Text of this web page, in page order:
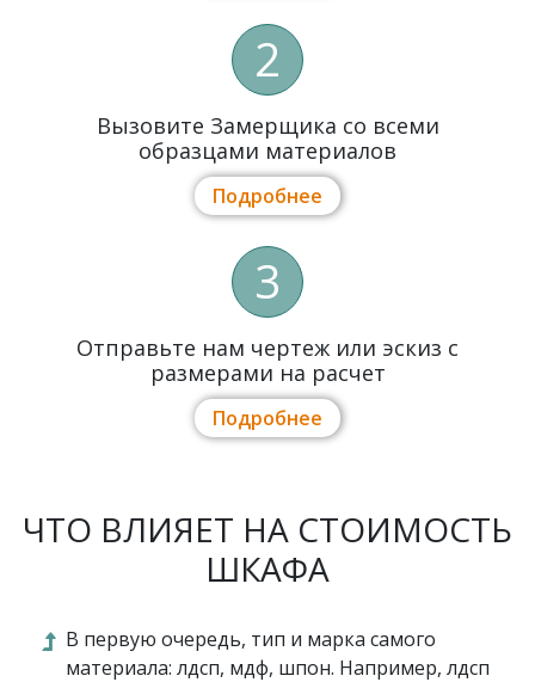
2
Вызовите Замерщика со всеми
образцами материалов
Подробнее
3
Отправьте нам чертеж или эскиз с
размерами на расчет
Подробнее
ЧТО ВЛИЯЕТ НА СТОИМОСТЬ
ШКАФА
В первую очередь, тип и марка самого
материала: лдсп, мдф, шпон. Например, лдсп